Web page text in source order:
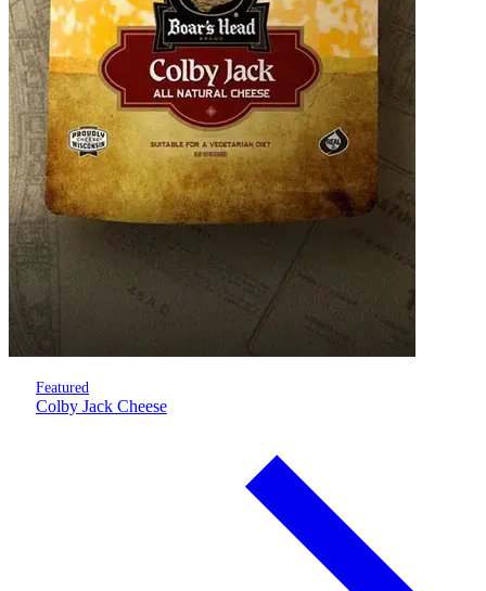
Featured
Colby Jack Cheese